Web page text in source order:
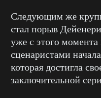
Следующим же
стал порыв
уже с этого
сценаристами
которая достигла
заключительной